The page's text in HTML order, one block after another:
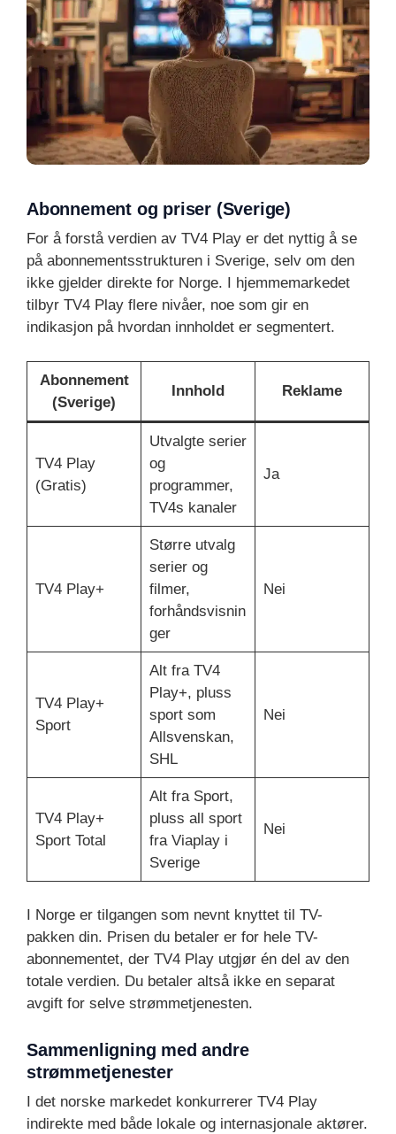
Abonnement og priser (Sverige)
For å forstå verdien av TV4 Play er det nyttig å se
på abonnementsstrukturen i Sverige, selv om den
ikke gjelder direkte for Norge. I hjemmemarkedet
tilbyr TV4 Play flere nivåer, noe som gir en
indikasjon på hvordan innholdet er segmentert.
Abonnement
(Sverige)
Innhold Reklame
TV4 Play
(Gratis)
Utvalgte serier
og
programmer,
TV4s kanaler
Ja
TV4 Play+
Større utvalg
serier og
filmer,
forhåndsvisnin
ger
Nei
TV4 Play+
Sport
Alt fra TV4
Play+, pluss
sport som
Allsvenskan,
SHL
Nei
TV4 Play+
Sport Total
Alt fra Sport,
pluss all sport
fra Viaplay i
Sverige
Nei
I Norge er tilgangen som nevnt knyttet til TV-
pakken din. Prisen du betaler er for hele TV-
abonnementet, der TV4 Play utgjør én del av den
totale verdien. Du betaler altså ikke en separat
avgift for selve strømmetjenesten.
Sammenligning med andre
strømmetjenester
I det norske markedet konkurrerer TV4 Play
indirekte med både lokale og internasjonale aktører.